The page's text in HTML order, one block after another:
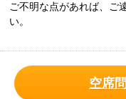
ご不明な点があれば、ご
い。
空席